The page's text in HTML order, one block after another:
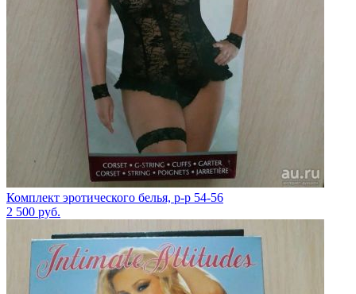
Комплект эротического белья, р-р 54-56
2 500 руб.